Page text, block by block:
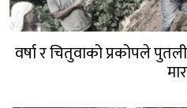
वर्षा र चितुवाको प्रकोपले
मार